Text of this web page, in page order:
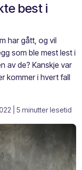
best i
har gått, og vil
som ble mest lest i
av de? Kanskje var
kommer i hvert fall
| 5 minutter lesetid